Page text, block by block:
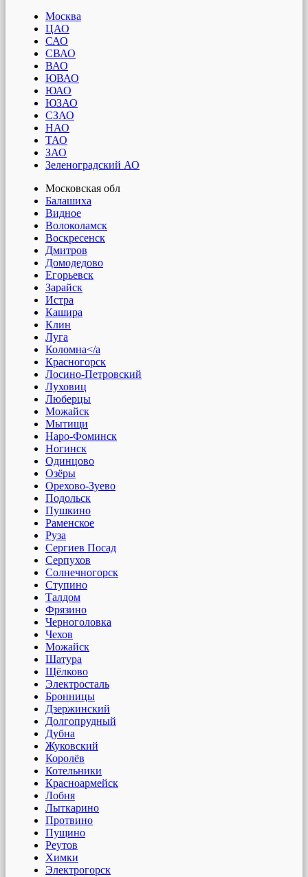
Москва
ЦАО
САО
СВАО
ВАО
ЮВАО
ЮАО
ЮЗАО
СЗАО
НАО
ТАО
ЗАО
Зеленоградский АО
Московская обл
Балашиха
Видное
Волоколамск
Воскресенск
Дмитров
Домодедово
Егорьевск
Зарайск
Истра
Кашира
Клин
Луга
Коломна</a
Красногорск
Лосино-Петровский
Луховиц
Люберцы
Можайск
Мытищи
Наро-Фоминск
Ногинск
Одинцово
Озёры
Орехово-Зуево
Подольск
Пушкино
Раменское
Руза
Сергиев Посад
Серпухов
Солнечногорск
Ступино
Талдом
Фрязино
Черноголовка
Чехов
Можайск
Шатура
Щёлково
Электросталь
Бронницы
Дзержинский
Долгопрудный
Дубна
Жуковский
Королёв
Котельники
Красноармейск
Лобня
Лыткарино
Протвино
Пущино
Реутов
Химки
Электрогорск